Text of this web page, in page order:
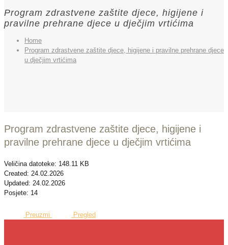
Program zdrastvene zaštite djece, higijene i
pravilne prehrane djece u dječjim vrtićima
Home
Program zdrastvene zaštite djece, higijene i pravilne prehrane djece
u dječjim vrtićima
Program zdrastvene zaštite djece, higijene i
pravilne prehrane djece u dječjim vrtićima
Veličina datoteke: 148.11 KB
Created: 24.02.2026
Updated: 24.02.2026
Posjete: 14
Preuzmi Pregled